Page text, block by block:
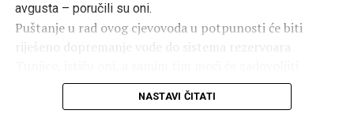
avgusta – poručili su oni.
Puštanje u rad ovog cjevovoda u potpunosti će biti
riješeno dopremanje vode do sistema rezervoara
potrebe za vodom svih stanovnika sjevernog dijela
Banjaluke.
NASTAVI ČITATI